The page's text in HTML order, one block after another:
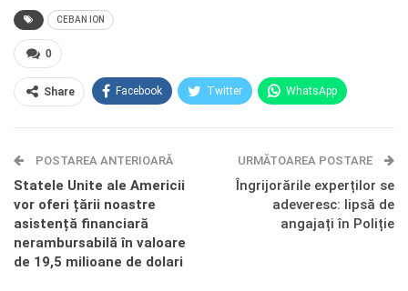
CEBAN ION
0
Share Facebook Twitter WhatsApp
Telegram OK.ru
POSTAREA ANTERIOARĂ
Statele Unite ale Americii
vor oferi țării noastre
asistență financiară
nerambursabilă în valoare
de 19,5 milioane de dolari
URMĂTOAREA POSTARE
Îngrijorările experților se
adeveresc: lipsă de
angajați în Poliție